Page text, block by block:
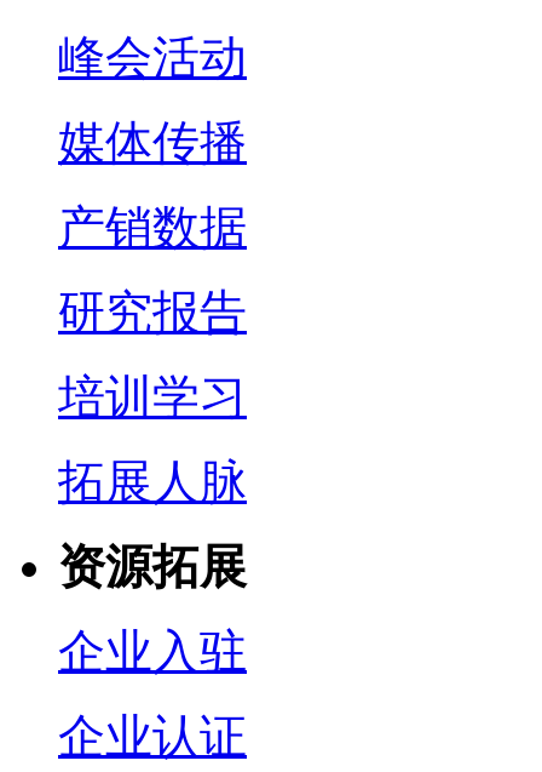
峰会活动
媒体传播
产销数据
研究报告
培训学习
拓展人脉
资源拓展
企业入驻
企业认证